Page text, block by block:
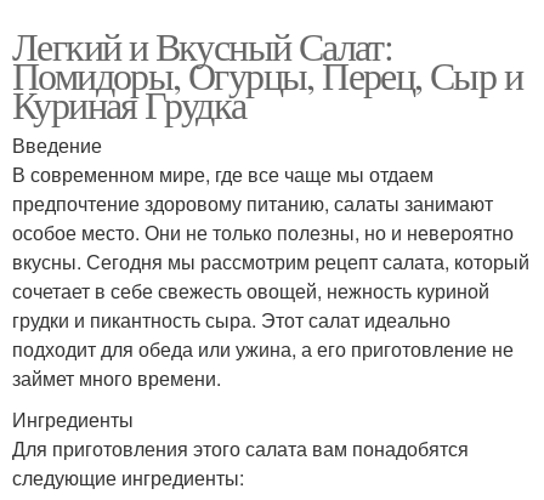
Легкий и Вкусный Салат:
Помидоры, Огурцы, Перец, Сыр и
Куриная Грудка
Введение
В современном мире, где все чаще мы отдаем
предпочтение здоровому питанию, салаты занимают
особое место. Они не только полезны, но и невероятно
вкусны. Сегодня мы рассмотрим рецепт салата, который
сочетает в себе свежесть овощей, нежность куриной
грудки и пикантность сыра. Этот салат идеально
подходит для обеда или ужина, а его приготовление не
займет много времени.
Ингредиенты
Для приготовления этого салата вам понадобятся
следующие ингредиенты: